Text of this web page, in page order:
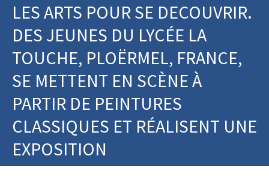
LES ARTS POUR SE DECOUVRIR.
DES JEUNES DU LYCÉE LA
TOUCHE, PLOËRMEL, FRANCE,
SE METTENT EN SCÈNE À
PARTIR DE PEINTURES
CLASSIQUES ET RÉALISENT UNE
EXPOSITION